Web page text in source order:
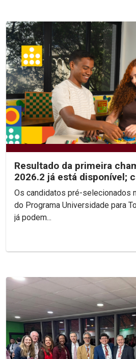
Resultado da primeira
2026.2 já está disponível;
enviar...
Os candidatos pré-selecionados
do Programa Universidade para
já podem...